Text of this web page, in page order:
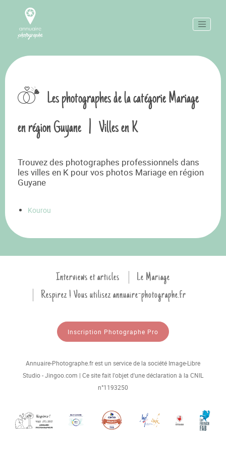
Les photographes de la catégorie Mariage
en région Guyane | Villes en K
Trouvez des photographes professionnels dans
les villes en K pour vos photos Mariage en région
Guyane
Kourou
Interviews et articles
Le Mariage
Respirez ! Vous utilisez annuaire-photographe.fr
Inscription Photographe Pro
Annuaire-Photographe.fr est un service de la société Image-Libre
Studio - Jingoo.com | Ce site fait l'objet d'une déclaration à la CNIL
n°1193250